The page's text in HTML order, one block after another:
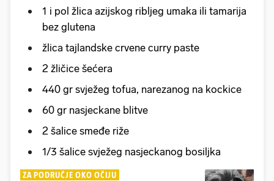
1 i pol žlica azijskog ribljeg umaka ili tamarija
bez glutena
žlica tajlandske crvene curry paste
2 žličice šećera
440 gr svježeg tofua, narezanog na kockice
60 gr nasjeckane blitve
2 šalice smeđe riže
1/3 šalice svježeg nasjeckanog bosiljka
ZA PODRUČJE OKO OČIJU